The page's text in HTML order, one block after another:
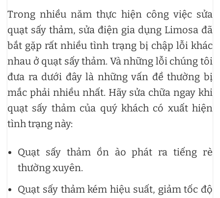
Trong nhiều năm thực hiện công việc sửa
quạt sấy thảm, sửa điện gia dụng Limosa đã
bắt gặp rất nhiều tình trạng bị chập lỗi khác
nhau ở quạt sấy thảm. Và những lỗi chúng tôi
đưa ra dưới đây là những vấn đề thường bị
mắc phải nhiều nhất. Hãy sửa chữa ngay khi
quạt sấy thảm của quý khách có xuất hiện
tình trạng này:
Quạt sấy thảm ồn ào phát ra tiếng rè
thường xuyên.
Quạt sấy thảm kém hiệu suất, giảm tốc độ